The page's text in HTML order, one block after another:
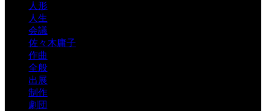
人形
人生
会議
佐々木庸子
作曲
全般
出展
制作
劇団